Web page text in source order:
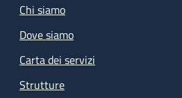
Chi siamo
Dove siamo
Carta dei servizi
Strutture